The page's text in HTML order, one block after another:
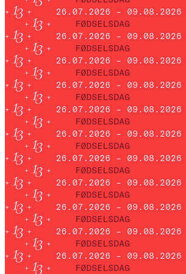
26.07.2026 – 09.08.2026
FØDSELSDAG
26.07.2026 – 09.08.2026
FØDSELSDAG
26.07.2026 – 09.08.2026
FØDSELSDAG
26.07.2026 – 09.08.2026
FØDSELSDAG
26.07.2026 – 09.08.2026
FØDSELSDAG
26.07.2026 – 09.08.2026
FØDSELSDAG
26.07.2026 – 09.08.2026
FØDSELSDAG
26.07.2026 – 09.08.2026
FØDSELSDAG
26.07.2026 – 09.08.2026
FØDSELSDAG
26.07.2026 – 09.08.2026
FØDSELSDAG
26.07.2026 – 09.08.2026
FØDSELSDAG